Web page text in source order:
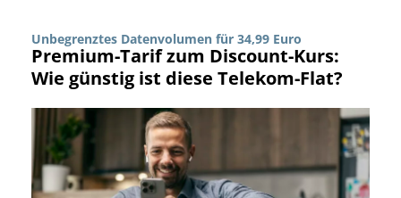
Unbegrenztes Datenvolumen für 34,99 Euro
Premium-Tarif zum Discount-Kurs:
Wie günstig ist diese Telekom-Flat?